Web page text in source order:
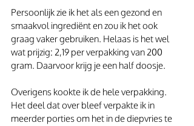
Persoonlijk zie ik het als een gezond en
smaakvol ingrediënt en zou ik het ook
graag vaker gebruiken. Helaas is het wel
wat prijzig: 2,19 per verpakking van 200
gram. Daarvoor krijg je een half doosje.
Overigens kookte ik de hele verpakking.
Het deel dat over bleef verpakte ik in
meerder porties om het in de diepvries te